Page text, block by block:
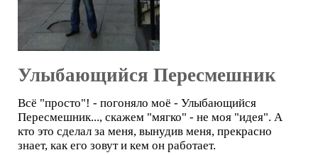
Улыбающийся Пересмешник
Всё "просто"! - погоняло моё - Улыбающийся
Пересмешник..., скажем "мягко" - не моя "идея". А
кто это сделал за меня, вынудив меня, прекрасно
знает, как его зовут и кем он работает.